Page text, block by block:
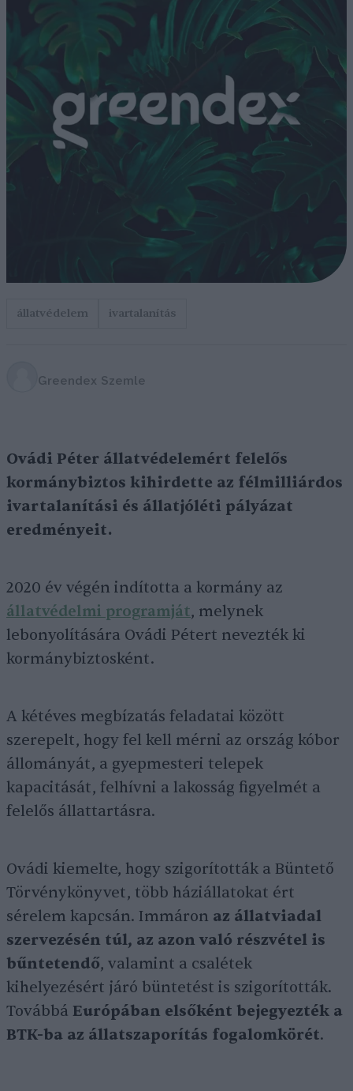
állatvédelem ivartalanítás
Greendex Szemle
Ovádi Péter állatvédelemért felelős
kormánybiztos kihirdette az félmilliárdos
ivartalanítási és állatjóléti pályázat
eredményeit.
2020 év végén indította a kormány az
állatvédelmi programját, melynek
lebonyolítására Ovádi Pétert nevezték ki
kormánybiztosként.
A kétéves megbízatás feladatai között
szerepelt, hogy fel kell mérni az ország kóbor
állományát, a gyepmesteri telepek
kapacitását, felhívni a lakosság figyelmét a
felelős állattartásra.
Ovádi kiemelte, hogy szigorították a Büntető
Törvénykönyvet, több háziállatokat ért
sérelem kapcsán. Immáron az állatviadal
szervezésén túl, az azon való részvétel is
bűntetendő, valamint a csalétek
kihelyezésért járó büntetést is szigorították.
Továbbá Európában elsőként bejegyezték a
BTK-ba az állatszaporítás fogalomkörét.